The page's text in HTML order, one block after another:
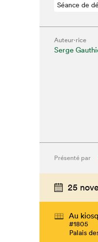
Séance de
Auteur·rice
Serge
Présenté par
25
Au
#1805
Palais